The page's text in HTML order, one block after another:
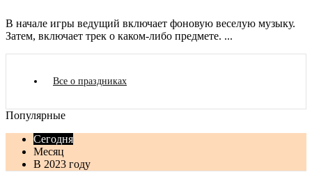
В начале игры ведущий включает фоновую веселую музыку.
Затем, включает трек о каком-либо предмете. ...
Все о праздниках
Популярные
Сегодня
Месяц
В 2023 году